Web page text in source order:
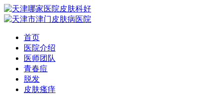
首页
医院介绍
医师团队
青春痘
脱发
皮肤瘙痒